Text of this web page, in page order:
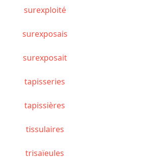
surexploité
surexposais
surexposait
tapisseries
tapissières
tissulaires
trisaïeules